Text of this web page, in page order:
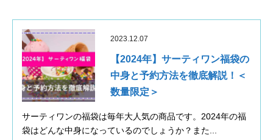
2023.12.07
【2024年】サーティワン福袋の
中身と予約方法を徹底解説！＜
数量限定＞
サーティワンの福袋は毎年大人気の商品です。2024年の福
袋はどんな中身になっているのでしょうか？また...